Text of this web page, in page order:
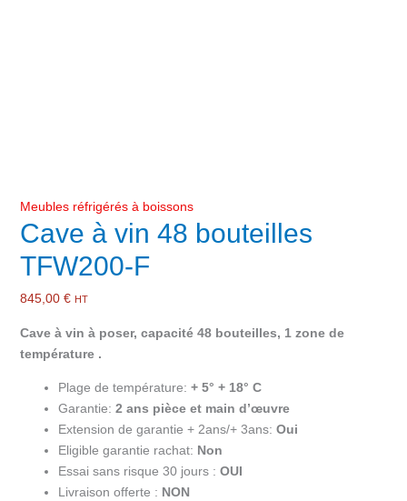
Meubles réfrigérés à boissons
Cave à vin 48 bouteilles
TFW200-F
845,00 € HT
Cave à vin à poser, capacité 48 bouteilles, 1 zone de
température .
Plage de température: + 5° + 18° C
Garantie: 2 ans pièce et main d’œuvre
Extension de garantie + 2ans/+ 3ans: Oui
Eligible garantie rachat: Non
Essai sans risque 30 jours : OUI
Livraison offerte : NON